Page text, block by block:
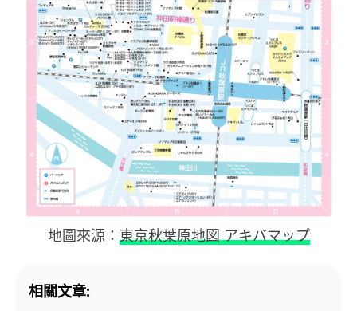
地圖來源： 東京秋葉原地図 アキバマップ
相關文章: